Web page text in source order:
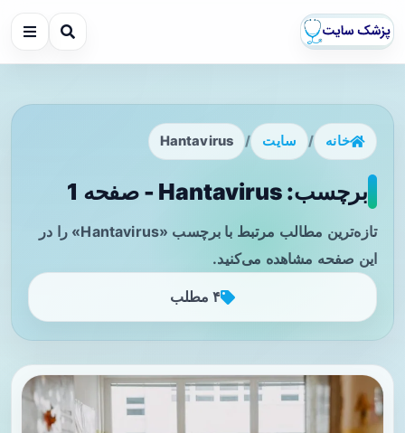
خانه / سایت /
Hantavirus
برچسب: Hantavirus - صفحه 1
تازه‌ترین مطالب مرتبط با برچسب «Hantavirus» را در
این صفحه مشاهده می‌کنید.
۴ مطلب